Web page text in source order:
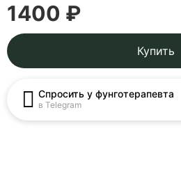
1400 ₽
Купить
Спросить у фунготерапевта
в Telegram